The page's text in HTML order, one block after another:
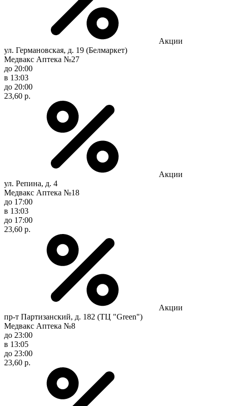
Акции
ул. Германовская, д. 19 (Белмаркет)
Медвакс Аптека №27
до 20:00
в 13:03
до 20:00
23,60 р.
Акции
ул. Репина, д. 4
Медвакс Аптека №18
до 17:00
в 13:03
до 17:00
23,60 р.
Акции
пр-т Партизанский, д. 182 (ТЦ "Green")
Медвакс Аптека №8
до 23:00
в 13:05
до 23:00
23,60 р.